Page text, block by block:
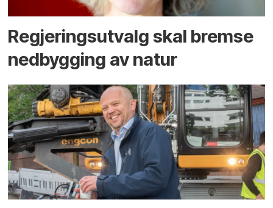
Regjerings­utvalg skal bremse
ned­bygging av natur